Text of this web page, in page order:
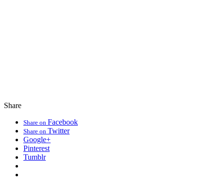
Share
Share on Facebook
Share on Twitter
Google+
Pinterest
Tumblr